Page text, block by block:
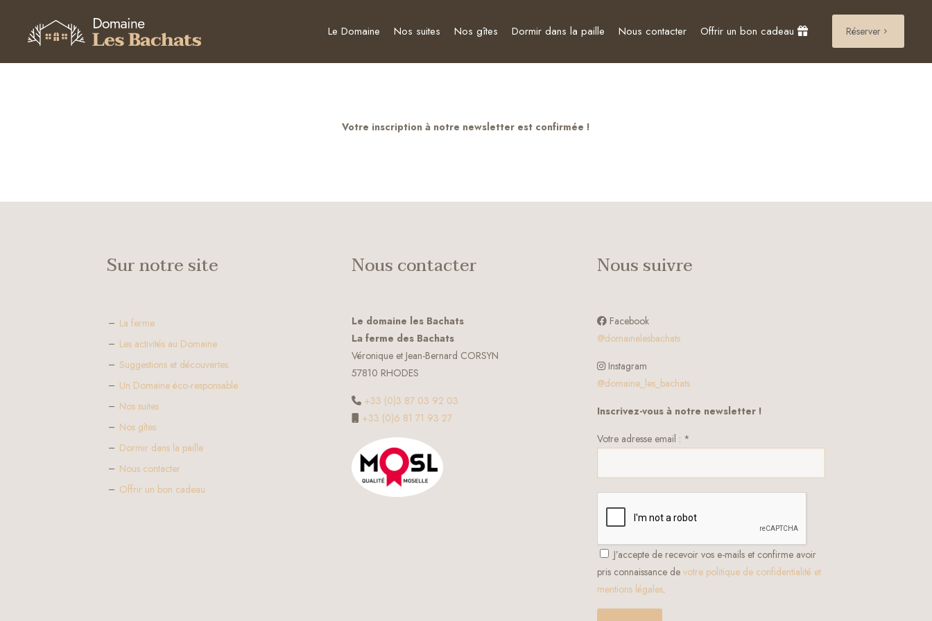
Le Domaine Nos suites Nos gîtes Dormir dans la paille Nous contacter Offrir un bon cadeau Réserver
Votre inscription à notre newsletter est confirmée !
Sur notre site
La ferme
Les activités au Domaine
Suggestions et découvertes
Un Domaine éco-responsable
Nos suites
Nos gîtes
Dormir dans la paille
Nous contacter
Offrir un bon cadeau
Nous contacter
Le domaine les Bachats
La ferme des Bachats
Véronique et Jean-Bernard CORSYN
57810 RHODES
+33 (0)3 87 03 92 03
+33 (0)6 81 71 93 27
Nous suivre
Facebook
@domainelesbachats
Instagram
@domaine_les_bachats
Inscrivez-vous à notre newsletter !
Votre adresse email : *
J’accepte de recevoir vos e-mails et confirme avoir
pris connaissance de votre politique de confidentialité et
mentions légales.